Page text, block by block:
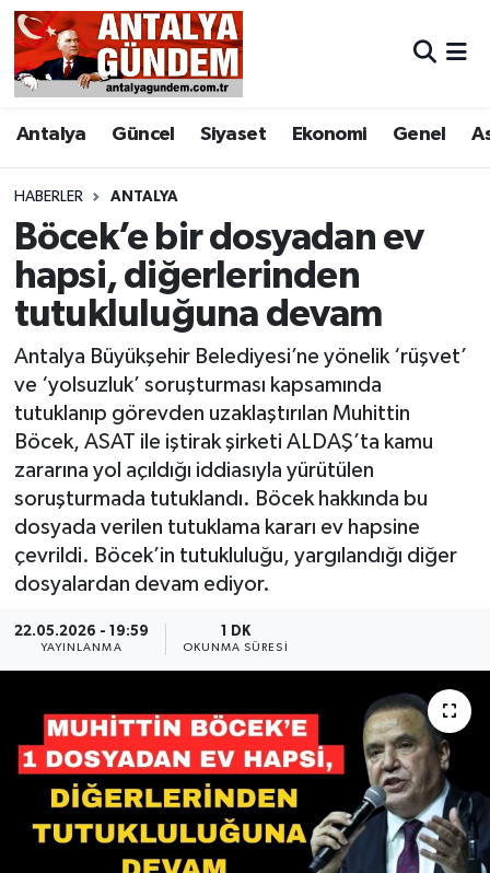
Antalya Güncel Siyaset Ekonomi Genel
HABERLER ANTALYA
Böcek’e bir dosyadan ev
hapsi, diğerlerinden
tutukluluğuna devam
Antalya Büyükşehir Belediyesi’ne yönelik ‘rüşvet’
ve ‘yolsuzluk’ soruşturması kapsamında
tutuklanıp görevden uzaklaştırılan Muhittin
Böcek, ASAT ile iştirak şirketi ALDAŞ’ta kamu
zararına yol açıldığı iddiasıyla yürütülen
soruşturmada tutuklandı. Böcek hakkında bu
dosyada verilen tutuklama kararı ev hapsine
çevrildi. Böcek’in tutukluluğu, yargılandığı diğer
dosyalardan devam ediyor.
22.05.2026 - 19:59
YAYINLANMA
1 DK
OKUNMA SÜRESI
Antalya
Asayiş
Bilim & Teknoloji
Bölge
EĞİTİM
Ekonomi
Genel
Görüntülü Haber
Güncel
Kültür & Sanat
Magazin
Sağlık & Yaşam
Siyaset
Antalya Nöbetçi Eczaneler
Antalya Hava Durumu
Antalya Namaz Vakitleri
Antalya Trafik Yoğunluk Haritası
Süper Lig Puan Durumu ve Fikstür
Tüm Manşetler
Son Dakika Haberleri
Haber Arşivi